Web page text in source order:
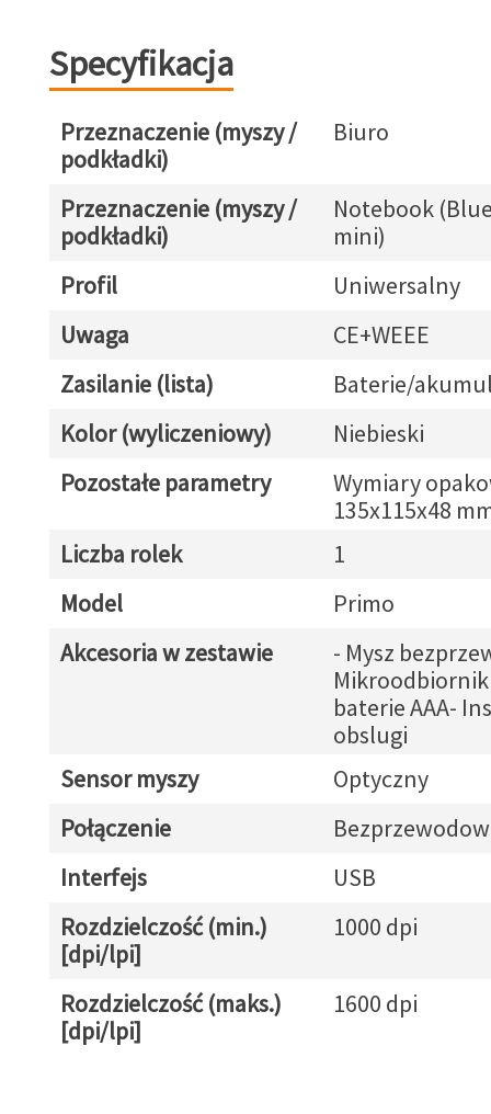
Specyfikacja
Przeznaczenie (myszy /
podkładki)
Biuro
Przeznaczenie (myszy /
podkładki)
Notebook
mini)
Profil
Uniwersalny
Uwaga
CE+WEEE
Zasilanie (lista)
Baterie/
Kolor (wyliczeniowy)
Niebieski
Pozostałe parametry
Wymiary
135x115x48
Liczba rolek
1
Model
Primo
Akcesoria w zestawie
- Mysz
Mikroodbiornik
baterie AAA-
obslugi
Sensor myszy
Optyczny
Połączenie
Interfejs
USB
Rozdzielczość (min.)
[dpi/lpi]
1000 dpi
Rozdzielczość (maks.)
[dpi/lpi]
1600 dpi